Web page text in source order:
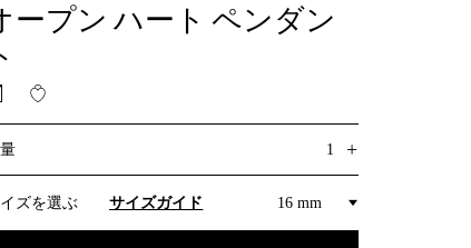
ープン ハート ペンダン
1 +
ズを選ぶ サイズガイド 16 mm